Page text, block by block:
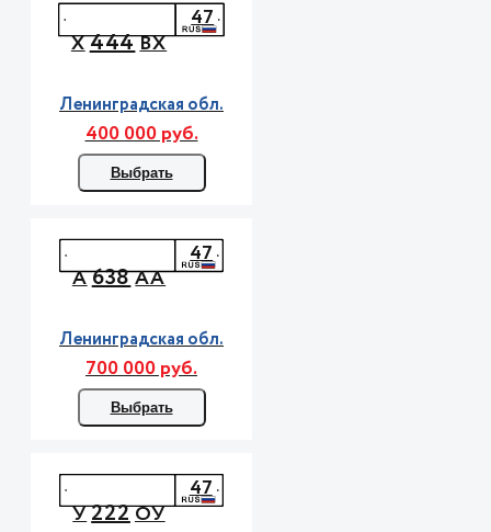
Х444ВХ
47
Ленинградская обл.
400 000 руб.
Выбрать
А638АА
47
Ленинградская обл.
700 000 руб.
Выбрать
У222ОУ
47